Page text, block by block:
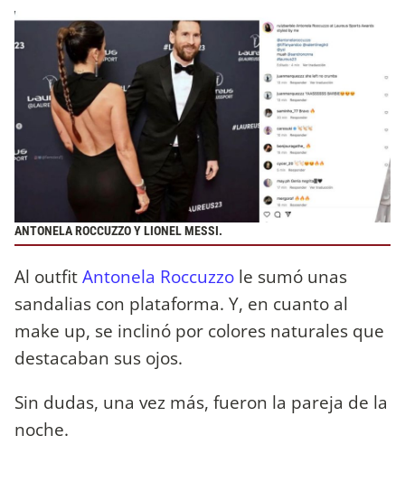
ANTONELA ROCCUZZO Y LIONEL MESSI.
Al outfitAntonela Roccuzzo le sumó unas
sandalias con plataforma. Y, en cuanto al
make up, se inclinó por colores naturales que
destacaban sus ojos.
Sin dudas, una vez más, fueron la pareja de la
noche.